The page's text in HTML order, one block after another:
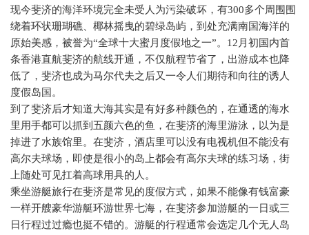
现今斐济的海洋环境完全未受人为污染破坏，有300多个周围围
绕着环状珊瑚礁、椰林摇曳的碧绿岛屿，到处充满南国海洋的
原始美感，被誉为“全球十大蜜月度假地之一”。 12月初国内首
条香港直航斐济的航线开通，不仅航程节省了，出游成本也降
低了，斐济也成为马尔代夫之后又一令人们期待和向往的诱人
度假岛国。
到了斐济后才知道大海其实是有好多种颜色的，在通透的海水
里用手都可以抓到五颜六色的鱼，在斐济的海里游泳，以为是
掉进了水族馆里。在斐济，酒店里可以没有电视机但不能没有
高尔夫球场，即使是很小的岛上都会有高尔夫球的练习场，街
上随处可见扛着高球用具的人。
乘坐游艇旅行在斐济是常见的度假方式，如果不能像有钱富豪
一样开艘豪华游艇环游世界七海，在斐济参加游艇的一日或三
日行程过过瘾也挺不错的。游艇的行程通常会选定几个无人岛